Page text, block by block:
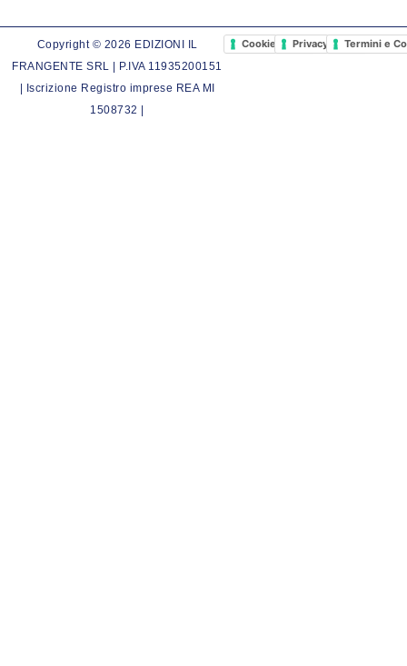
Copyright © 2026 EDIZIONI IL
FRANGENTE SRL | P.IVA 11935200151
| Iscrizione Registro imprese REA MI
1508732 |
Cookie PolicyPrivacy PolicyTermini e